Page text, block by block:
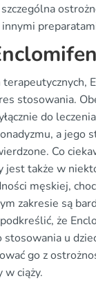
terapeutycznych,
stosowania.
do
a jego
Co
jest także w
męskiej,
zakresie są
że
stosowania u
go z
w ciąży.